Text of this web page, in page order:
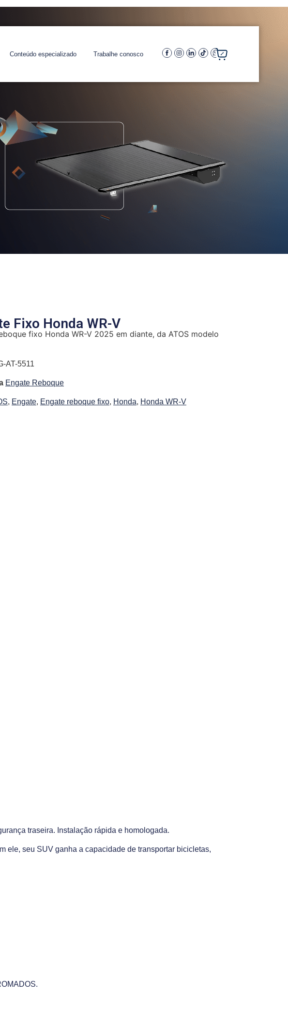
Conteúdo especializado Trabalhe conosco
Fixo Honda WR-V
fixo Honda WR-V 2025 em diante, da ATOS modelo
AT-5511
Engate Reboque
, Engate, Engate reboque fixo, Honda, Honda WR-V
traseira. Instalação rápida e homologada.
ele, seu SUV ganha a capacidade de transportar bicicletas,